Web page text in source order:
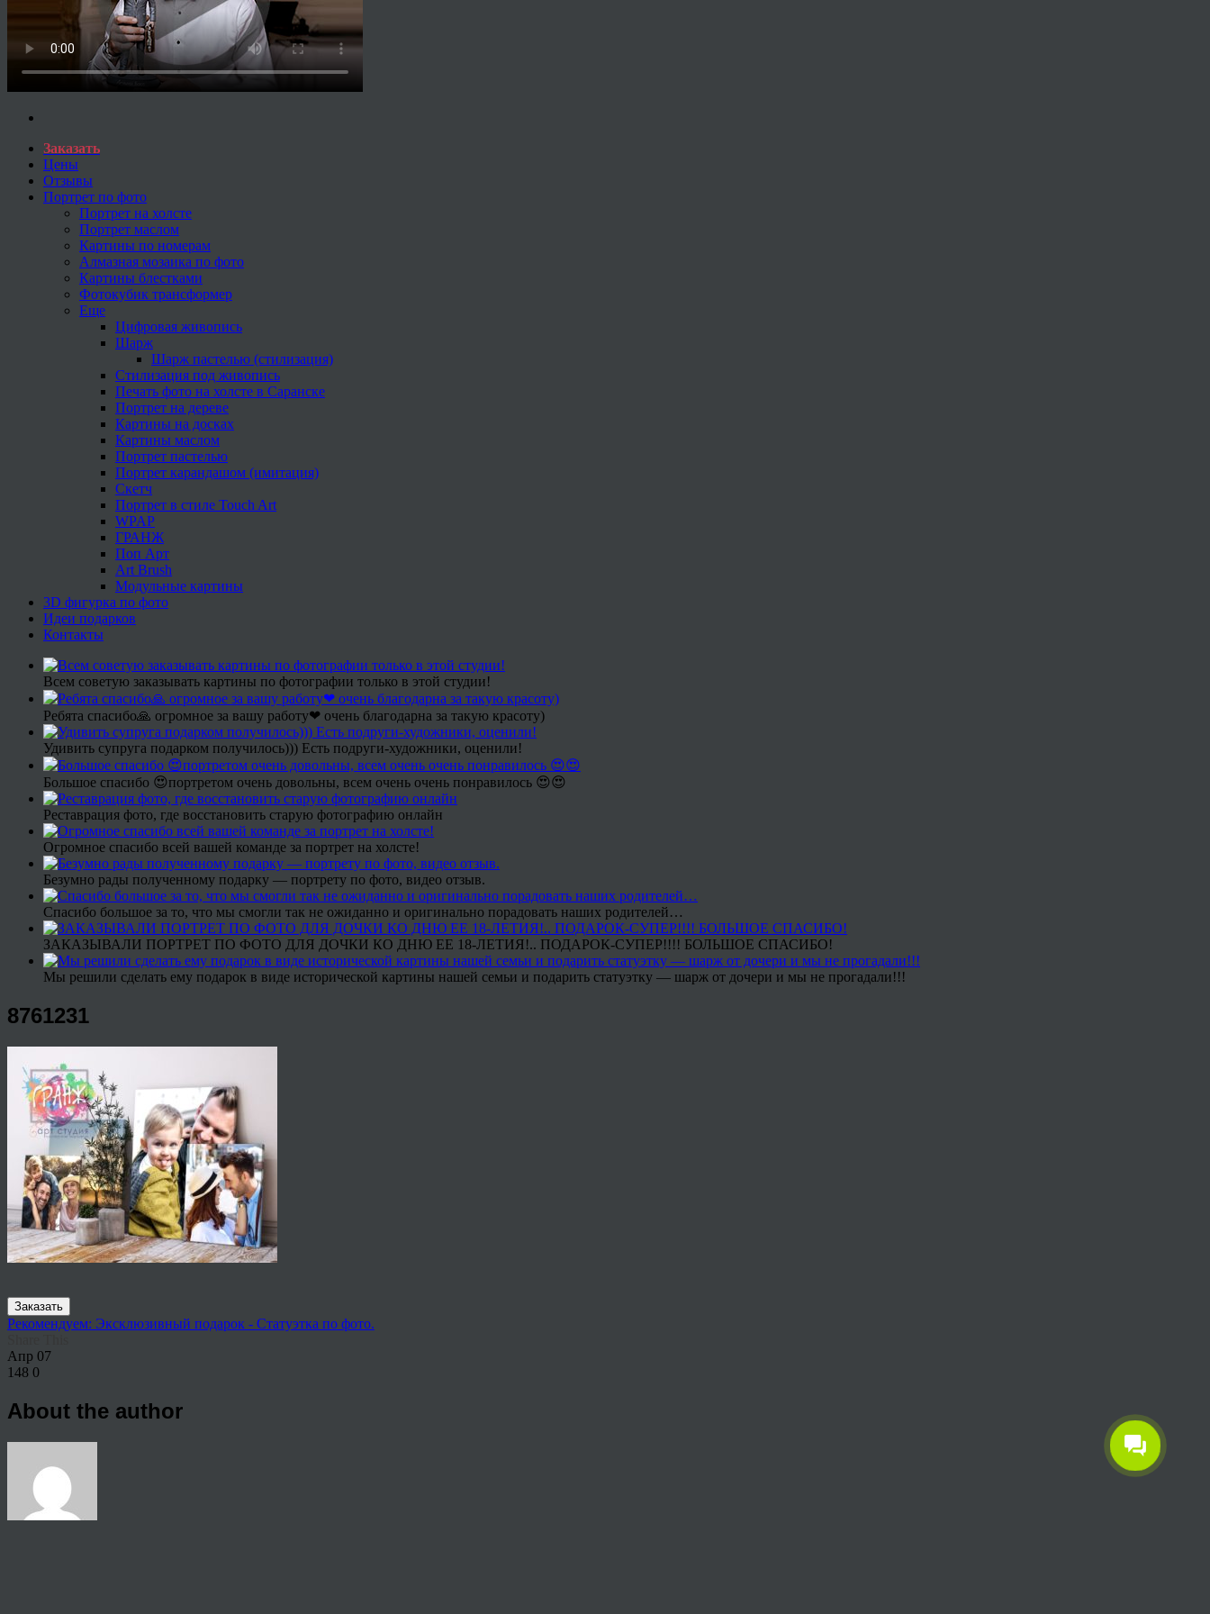
Заказать
Цены
Отзывы
Портрет по фото
Портрет на холсте
Портрет маслом
Картины по номерам
Алмазная мозаика по фото
Картины блестками
Фотокубик трансформер
Еще
Цифровая живопись
Шарж
Шарж пастелью (стилизация)
Стилизация под живопись
Печать фото на холсте в Саранске
Портрет на дереве
Картины на досках
Картины маслом
Портрет пастелью
Портрет карандашом (имитация)
Скетч
Портрет в стиле Touch Art
WPAP
ГРАНЖ
Поп Арт
Art Brush
Модульные картины
3D фигурка по фото
Идеи подарков
Контакты
Всем советую заказывать картины по фотографии только в этой студии!
Ребята спасибо🙏 огромное за вашу работу❤ очень благодарна за такую красоту)
Удивить супруга подарком получилось))) Есть подруги-художники, оценили!
Большое спасибо 😍портретом очень довольны, всем очень очень понравилось 😍😍
Реставрация фото, где восстановить старую фотографию онлайн
Огромное спасибо всей вашей команде за портрет на холсте!
Безумно рады полученному подарку — портрету по фото, видео отзыв.
Спасибо большое за то, что мы смогли так не ожиданно и оригинально порадовать наших родителей…
ЗАКАЗЫВАЛИ ПОРТРЕТ ПО ФОТО ДЛЯ ДОЧКИ КО ДНЮ ЕЕ 18-ЛЕТИЯ!.. ПОДАРОК-СУПЕР!!!! БОЛЬШОЕ СПАСИБО!
Мы решили сделать ему подарок в виде исторической картины нашей семьи и подарить статуэтку — шарж от дочери и мы не прогадали!!!
8761231
Заказать
Рекомендуем: Эксклюзивный подарок - Статуэтка по фото.
Апр 07
148 0
About the author